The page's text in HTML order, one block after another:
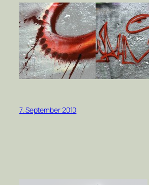
7. September 2010